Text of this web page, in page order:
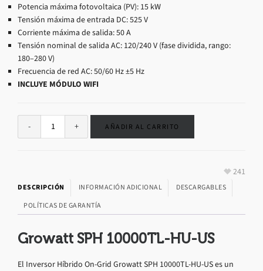
Potencia máxima fotovoltaica (PV): 15 kW
Tensión máxima de entrada DC: 525 V
Corriente máxima de salida: 50 A
Tensión nominal de salida AC: 120/240 V (fase dividida, rango:
180–280 V)
Frecuencia de red AC: 50/60 Hz ±5 Hz
INCLUYE MÓDULO WIFI
AÑADIR AL CARRITO
241
DESCRIPCIÓN INFORMACIÓN ADICIONAL
DESCARGABLES
POLÍTICAS DE GARANTÍA
Growatt SPH 10000TL-HU-US
El Inversor Híbrido On-Grid Growatt SPH 10000TL-HU-US es un